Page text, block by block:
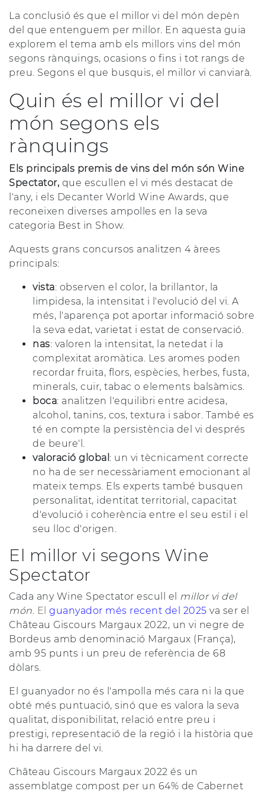
La conclusió és que el millor vi del món depèn
del que entenguem per millor. En aquesta guia
explorem el tema amb els millors vins del món
segons rànquings, ocasions o fins i tot rangs de
preu. Segons el que busquis, el millor vi canviarà.
Quin és el millor vi del
món segons els
rànquings
Els principals premis de vins del món són Wine
Spectator, que escullen el vi més destacat de
l'any, i els Decanter World Wine Awards, que
reconeixen diverses ampolles en la seva
categoria Best in Show.
Aquests grans concursos analitzen 4 àrees
principals:
vista: observen el color, la brillantor, la
limpidesa, la intensitat i l'evolució del vi. A
més, l'aparença pot aportar informació sobre
la seva edat, varietat i estat de conservació.
nas: valoren la intensitat, la netedat i la
complexitat aromàtica. Les aromes poden
recordar fruita, flors, espècies, herbes, fusta,
minerals, cuir, tabac o elements balsàmics.
boca: analitzen l'equilibri entre acidesa,
alcohol, tanins, cos, textura i sabor. També es
té en compte la persistència del vi després
de beure'l.
valoració global : un vi tècnicament correcte
no ha de ser necessàriament emocionant al
mateix temps. Els experts també busquen
personalitat, identitat territorial, capacitat
d'evolució i coherència entre el seu estil i el
seu lloc d'origen.
El millor vi segons Wine
Spectator
Cada any Wine Spectator escull el millor vi del
món. El guanyador més recent del 2025 va ser el
Château Giscours Margaux 2022, un vi negre de
Bordeus amb denominació Margaux (França),
amb 95 punts i un preu de referència de 68
dòlars.
El guanyador no és l'ampolla més cara ni la que
obté més puntuació, sinó que es valora la seva
qualitat, disponibilitat, relació entre preu i
prestigi, representació de la regió i la història que
hi ha darrere del vi.
Château Giscours Margaux 2022 és un
assemblatge compost per un 64% de Cabernet